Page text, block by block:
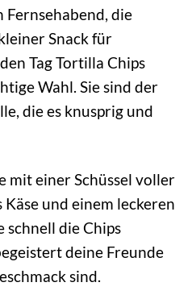
die
Snack für
Tag Tortilla Chips
Wahl. Sie sind der
die es knusprig und
mit einer Schüssel voller
Käse und einem leckeren
schnell die Chips
deine Freunde
sind.